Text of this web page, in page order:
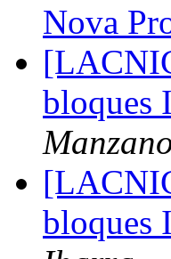
Nova
bloques
bloques